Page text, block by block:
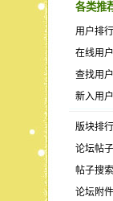
各类推
用户排
在线用户
查找用户
新入用户
版块排行
论坛帖子
帖子搜索
论坛附件